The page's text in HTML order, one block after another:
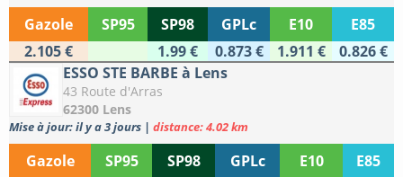
Gazole SP95 SP98 GPLc E10
E85
2.105 €
1.99 € 0.873 € 1.911 €
0.826 €
ESSO STE BARBE à Lens
43 Route d'Arras
62300 Lens
Mise à jour: il y a 3 jours | distance: 4.02 km
Gazole SP95 SP98 GPLc E10
E85